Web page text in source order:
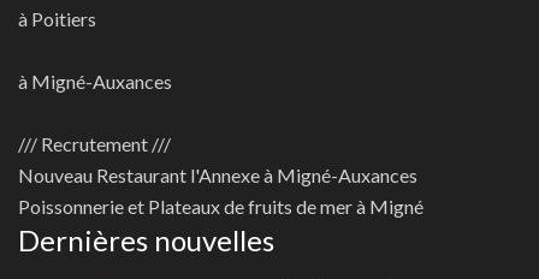
à Poitiers
à Migné-Auxances
/// Recrutement ///
Nouveau Restaurant l'Annexe à Migné-Auxances
Poissonnerie et Plateaux de fruits de mer à Migné
Dernières nouvelles